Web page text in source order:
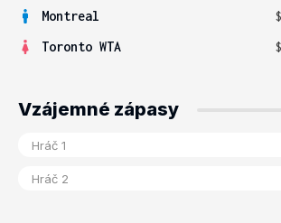
Montreal
Toronto WTA
Vzájemné zápasy